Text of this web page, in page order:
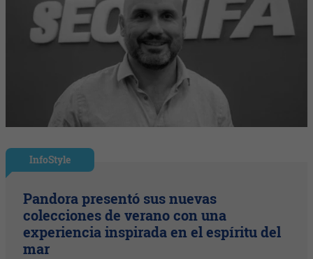
InfoStyle
Pandora presentó sus nuevas
colecciones de verano con una
experiencia inspirada en el espíritu del
mar